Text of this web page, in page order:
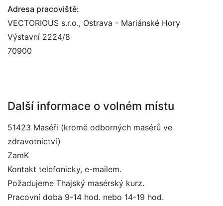
Adresa pracoviště:
VECTORIOUS s.r.o., Ostrava - Mariánské Hory
Výstavní 2224/8
70900
Další informace o volném místu
51423 Maséři (kromě odborných masérů ve
zdravotnictví)
ZamK
Kontakt telefonicky, e-mailem.
Požadujeme Thajský masérský kurz.
Pracovní doba 9-14 hod. nebo 14-19 hod.